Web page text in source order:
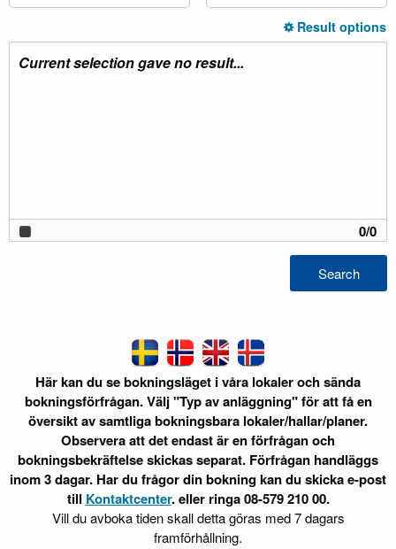
Result options
Current selection gave no result...
0/0
Search
Här kan du se bokningsläget i våra lokaler och sända
bokningsförfrågan. Välj "Typ av anläggning" för att få en
översikt av samtliga bokningsbara lokaler/hallar/planer.
Observera att det endast är en förfrågan och
bokningsbekräftelse skickas separat. Förfrågan handläggs
inom 3 dagar. Har du frågor din bokning kan du skicka e-post
till Kontaktcenter. eller ringa 08-579 210 00.
Vill du avboka tiden skall detta göras med 7 dagars
framförhållning.